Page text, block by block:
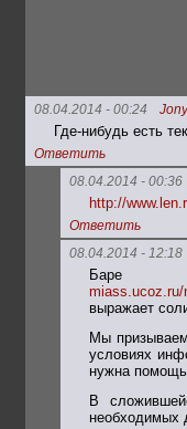
08.04.2014 - 00:24
Где-нибудь есть
Ответить
08.04.2014 - 00:36
http://
Ответить
08.04.2014 - 12:18
Баре
miass.ucoz.ru/
выражает
Мы
условиях
нужна
В
необходимых